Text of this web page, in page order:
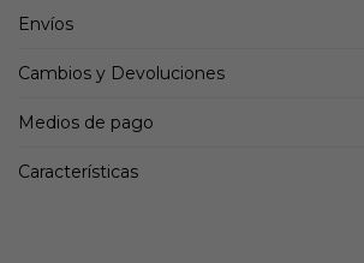
Envíos
Cambios y Devoluciones
Medios de pago
Características